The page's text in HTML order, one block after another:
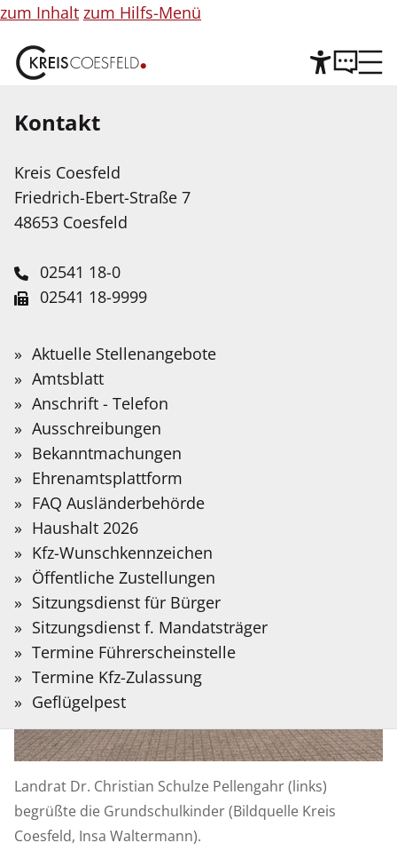
zum Inhalt zum Hilfs-Menü
Copyright
©
Service-Portal
Intensive Einblicke in
Struktur und Aufgaben des
Kreises Coesfeld
Meldung
vom:
18.05.2026
Landrat Dr. Christian Schulze Pellengahr (links)
begrüßte die Grundschulkinder (Bildquelle Kreis
Coesfeld, Insa Waltermann).
Hilfe
Leichte Sprache
Wir stellen Inhalte unserer Web-Seite in Leichter
Hilfe Künstlicher Intelligenz weiter ausgebaut.
Gebärdensprache
Auf der folgenden Seite stellen wir Informationen
in Deutscher Gebärdensprache bereit, die mit
Hilfe Künstlicher Intelligenz übersetzt wurden.
Gebärdensprache
Kontakt
Kreis Coesfeld
Friedrich-Ebert-Straße 7
48653 Coesfeld
02541 18-0
02541 18-9999
info@kreis-coesfeld.de
Kontaktformular
Suche
Wonach
suchen
Sie?
Bitte
Suchbegriff
eingeben.
Aktuelle Stellenangebote
Amtsblatt
Anschrift - Telefon
Ausschreibungen
Bekanntmachungen
Ehrenamtsplattform
FAQ Ausländerbehörde
Haushalt 2026
Kfz-Wunschkennzeichen
Öffentliche Zustellungen
Sitzungsdienst für Bürger
Sitzungsdienst f. Mandatsträger
Termine Führerscheinstelle
Termine Kfz-Zulassung
Geflügelpest